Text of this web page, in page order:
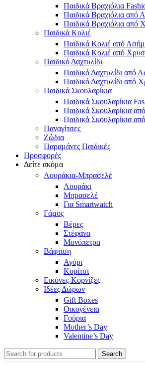
Παιδικά Βραχιόλια
Παιδικά Βραχιόλια από
Παιδικά Βραχιόλια από
Παιδικά Κολιέ
Παιδικά Κολιέ από
Παιδικά Κολιέ από
Παιδικό Δαχτυλίδι
Παιδικό Δαχτυλίδι από
Παιδικό Δαχτυλίδι από
Παιδικά Σκουλαρίκια
Παιδικά Σκουλαρίκια
Παιδικά Σκουλαρίκια
Παιδικά Σκουλαρίκια
Παναγίτσες
Ζώδια
Παραμάνες Παιδικές
Προσφορές
Δείτε ακόμα
Λουράκια-Μπρασελέ
Λουράκι
Μπρασελέ
Για Smartwatch
Γάμος
Βέρες
Στέφανα
Μονόπετρα
Βάφτιση
Αγόρι
Κορίτσι
Εικόνες-Κορνίζες
Ιδέες Δώρων
Gift Boxes
Οικογένεια
Γούρια
Mother’s Day
Valentine’s Day
Search